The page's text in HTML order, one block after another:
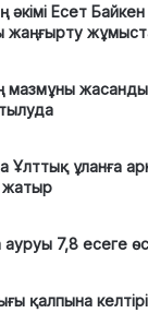
Есет
жаңғырту
мазмұны
ұланға
жатыр
7,8 есеге
қалпына